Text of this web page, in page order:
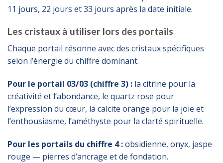
11 jours, 22 jours et 33 jours après la date initiale.
Les cristaux à utiliser lors des portails
Chaque portail résonne avec des cristaux spécifiques
selon l’énergie du chiffre dominant.
Pour le portail 03/03 (chiffre 3) : la citrine pour la
créativité et l’abondance, le quartz rose pour
l’expression du cœur, la calcite orange pour la joie et
l’enthousiasme, l’améthyste pour la clarté spirituelle.
Pour les portails du chiffre 4 :obsidienne, onyx, jaspe
rouge — pierres d’ancrage et de fondation.